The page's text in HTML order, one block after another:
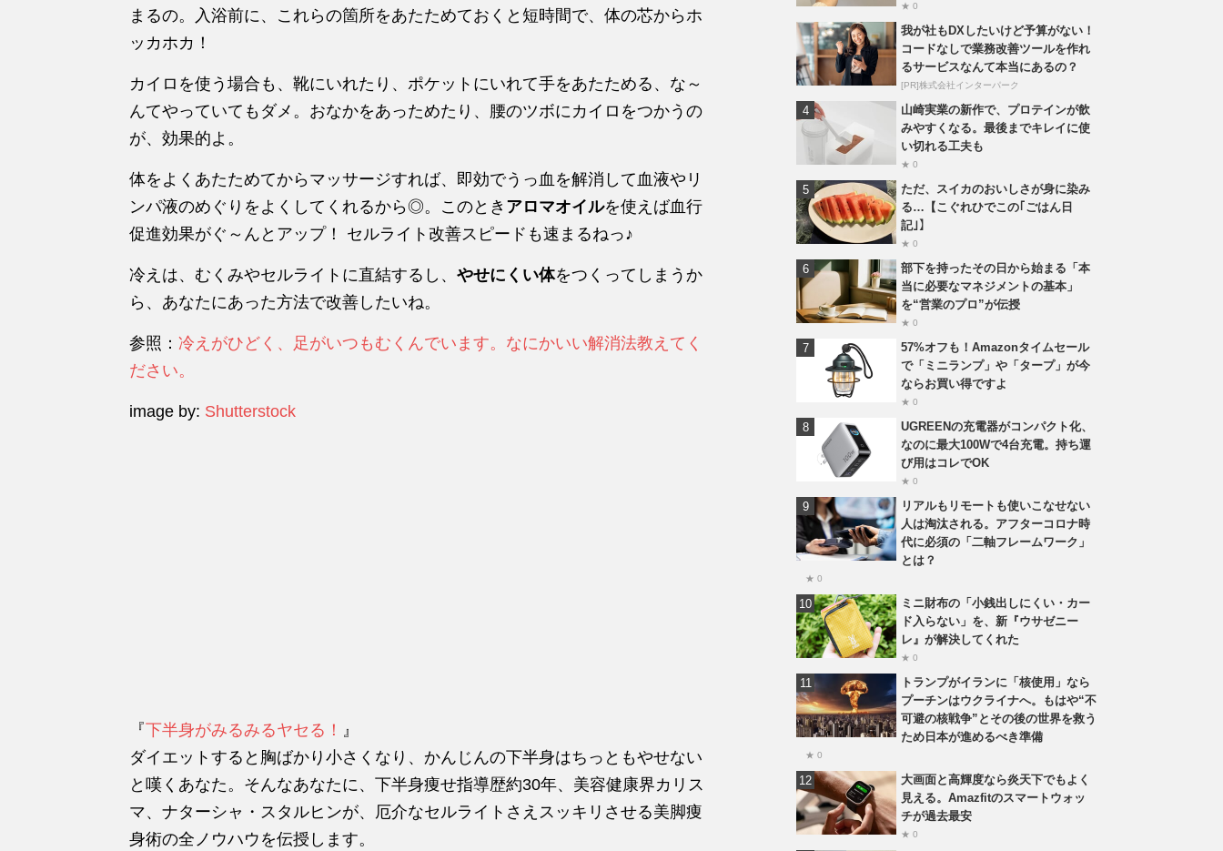
まるの。入浴前に、これらの箇所をあたためておくと短時間で、体の芯からホ
ッカホカ！
カイロを使う場合も、靴にいれたり、ポケットにいれて手をあたためる、な～
んてやっていてもダメ。おなかをあっためたり、腰のツボにカイロをつかうの
が、効果的よ。
体をよくあたためてからマッサージすれば、即効でうっ血を解消して血液やリ
ンパ液のめぐりをよくしてくれるから◎。このとき アロマオイルを使えば血行
促進効果がぐ～んとアップ！ セルライト改善スピードも速まるねっ♪
冷えは、むくみやセルライトに直結するし、 やせにくい体をつくってしまうか
ら、あなたにあった方法で改善したいね。
参照： 冷えがひどく、足がいつもむくんでいます。なにかいい解消法教えてく
ださい。
image by: Shutterstock
『下半身がみるみるヤセる！
』
ダイエットすると胸ばかり小さくなり、かんじんの下半身はちっともやせない
と嘆くあなた。そんなあなたに、下半身痩せ指導歴約30年、美容健康界カリス
マ、ナターシャ・スタルヒンが、厄介なセルライトさえスッキリさせる美脚痩
身術の全ノウハウを伝授します。
★ 0
我が社もDXしたいけど予算がない！
コードなしで業務改善ツールを作れ
るサービスなんて本当にあるの？
[PR]株式会社インターパーク
山崎実業の新作で、プロテインが飲
みやすくなる。最後までキレイに使
い切れる工夫も
★ 0
ただ、スイカのおいしさが身に染み
る…【こぐれひでこの｢ごはん日
記｣】
★ 0
部下を持ったその日から始まる「本
当に必要なマネジメントの基本」
を“営業のプロ”が伝授
★ 0
57%オフも！Amazonタイムセール
で「ミニランプ」や「タープ」が今
ならお買い得ですよ
★ 0
UGREENの充電器がコンパクト化、
なのに最大100Wで4台充電。持ち運
び用はコレでOK
★ 0
リアルもリモートも使いこなせない
人は淘汰される。アフターコロナ時
代に必須の「二軸フレームワーク」
とは？
★ 0
ミニ財布の「小銭出しにくい・カー
ド入らない」を、新『ウサゼニー
レ』が解決してくれた
★ 0
トランプがイランに「核使用」なら
プーチンはウクライナへ。もはや“不
可避の核戦争”とその後の世界を救う
ため日本が進めるべき準備
★ 0
大画面と高輝度なら炎天下でもよく
見える。Amazfitのスマートウォッ
チが過去最安
★ 0